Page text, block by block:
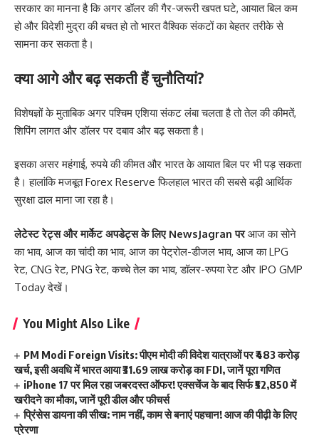
सरकार का मानना है कि अगर डॉलर की गैर-जरूरी खपत घटे, आयात बिल कम
हो और विदेशी मुद्रा की बचत हो तो भारत वैश्विक संकटों का बेहतर तरीके से
सामना कर सकता है।
क्या आगे और बढ़ सकती हैं चुनौतियां?
विशेषज्ञों के मुताबिक अगर पश्चिम एशिया संकट लंबा चलता है तो तेल की कीमतें,
शिपिंग लागत और डॉलर पर दबाव और बढ़ सकता है।
इसका असर महंगाई, रुपये की कीमत और भारत के आयात बिल पर भी पड़ सकता
है। हालांकि मजबूत Forex Reserve फिलहाल भारत की सबसे बड़ी आर्थिक
सुरक्षा ढाल माना जा रहा है।
लेटेस्ट रेट्स और मार्केट अपडेट्स के लिए NewsJagran पर आज का सोने
का भाव, आज का चांदी का भाव, आज का पेट्रोल-डीजल भाव, आज का LPG
रेट, CNG रेट, PNG रेट,कच्चे तेल का भाव,डॉलर-रुपया रेट और IPO GMP
Todayदेखें।
You Might Also Like
PM Modi Foreign Visits: पीएम मोदी की विदेश यात्राओं पर ₹483 करोड़
खर्च, इसी अवधि में भारत आया ₹31.69 लाख करोड़ का FDI, जानें पूरा गणित
iPhone 17 पर मिल रहा जबरदस्त ऑफर! एक्सचेंज के बाद सिर्फ ₹52,850 में
खरीदने का मौका, जानें पूरी डील और फीचर्स
प्रिंसेस डायना की सीख: नाम नहीं, काम से बनाएं पहचान! आज की पीढ़ी के लिए
प्रेरणा